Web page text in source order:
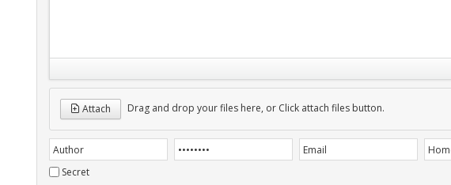
Attach Drag and drop your files here, or Click attach files button.
Secret